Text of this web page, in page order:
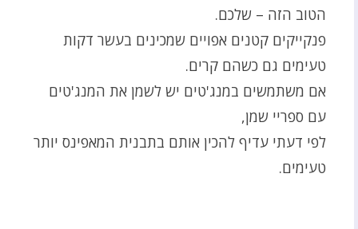
הטוב הזה – שלכם.
פנקייקים קטנים אפויים שמכינים בעשר דקות
טעימים גם כשהם קרים.
אם משתמשים במנג'טים יש לשמן את המנג'טים
עם ספריי שמן,
לפי דעתי עדיף להכין אותם בתבנית המאפינס יותר
טעימים.